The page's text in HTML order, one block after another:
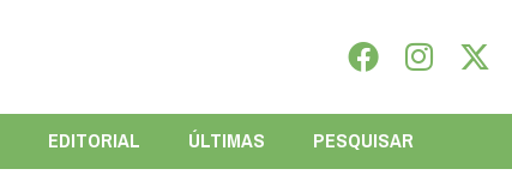
EDITORIAL ÚLTIMAS PESQUISAR